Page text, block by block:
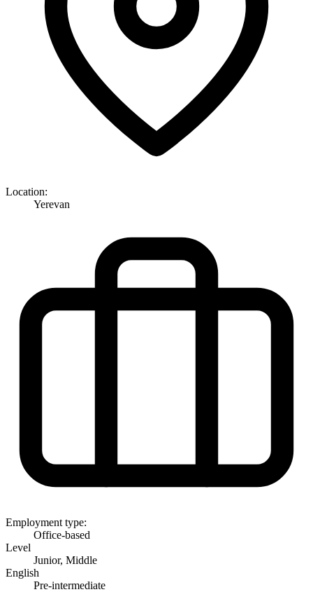
Location:
Yerevan
Employment type:
Office-based
Level
Junior, Middle
English
Pre-intermediate